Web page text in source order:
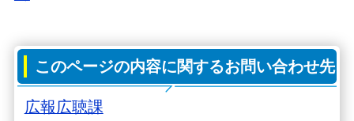
このページの内容に関するお問い合わせ先
広報広聴課